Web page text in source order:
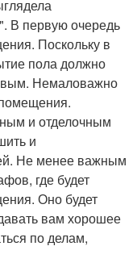
В первую очередь
Поскольку в
пола должно
Немаловажно
и отделочным
и
Не менее важным
где будет
Оно будет
вам хорошее
по делам,